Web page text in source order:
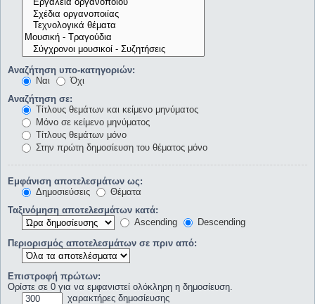
Αναζήτηση υπο-κατηγοριών:
Ναι
Όχι
Αναζήτηση σε:
Τίτλους θεμάτων και κείμενο μηνύματος
Μόνο σε κείμενο μηνύματος
Τίτλους θεμάτων μόνο
Στην πρώτη δημοσίευση του θέματος μόνο
Εμφάνιση αποτελεσμάτων ως:
Δημοσιεύσεις
Θέματα
Ταξινόμηση αποτελεσμάτων κατά:
Ascending
Descending
Περιορισμός αποτελεσμάτων σε πριν από:
Επιστροφή πρώτων:
Ορίστε σε 0 για να εμφανιστεί ολόκληρη η δημοσίευση.
χαρακτήρες δημοσίευσης